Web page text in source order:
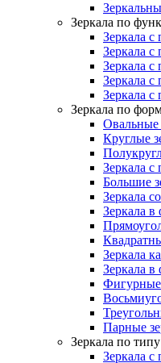
Зеркала по
Зеркала с
Зеркала с
Зеркала с
Зеркала с
Зеркала с
Зеркала по
Овальные
Круглые
Зеркала с
Большие
Зеркала
Зеркала в
Зеркала
Зеркала в
Фигурные
Парные
Зеркала по
Зеркала с